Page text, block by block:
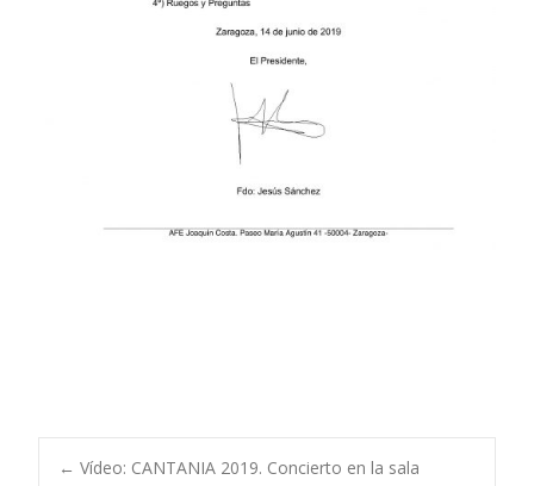
← Vídeo: CANTANIA 2019. Concierto en la sala